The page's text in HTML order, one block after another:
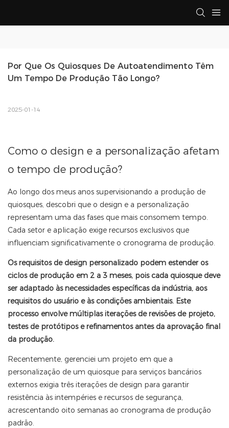
Por Que Os Quiosques De Autoatendimento Têm
Um Tempo De Produção Tão Longo?
2025-01-14
Como o design e a personalização afetam
o tempo de produção?
Ao longo dos meus anos supervisionando a produção de
quiosques, descobri que o design e a personalização
representam uma das fases que mais consomem tempo.
Cada setor e aplicação exige recursos exclusivos que
influenciam significativamente o cronograma de produção.
Os requisitos de design personalizado podem estender os
ciclos de produção em 2 a 3 meses, pois cada quiosque deve
ser adaptado às necessidades específicas da indústria, aos
requisitos do usuário e às condições ambientais. Este
processo envolve múltiplas iterações de revisões de projeto,
testes de protótipos e refinamentos antes da aprovação final
da produção.
Recentemente, gerenciei um projeto em que a
personalização de um quiosque para serviços bancários
externos exigia três iterações de design para garantir
resistência às intempéries e recursos de segurança,
acrescentando oito semanas ao cronograma de produção
padrão.